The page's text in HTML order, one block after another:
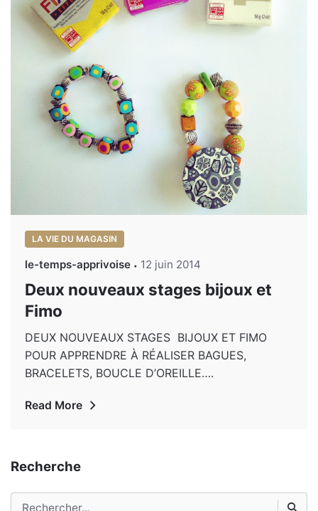
LA VIE DU MAGASIN
le-temps-apprivoise 12 juin 2014
Deux nouveaux stages bijoux et
Fimo
DEUX NOUVEAUX STAGES BIJOUX ET FIMO
POUR APPRENDRE À RÉALISER BAGUES,
BRACELETS, BOUCLE D’OREILLE….
Read More
Recherche
Rechercher